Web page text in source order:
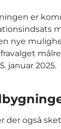
er
nye
januar 2025.
der også